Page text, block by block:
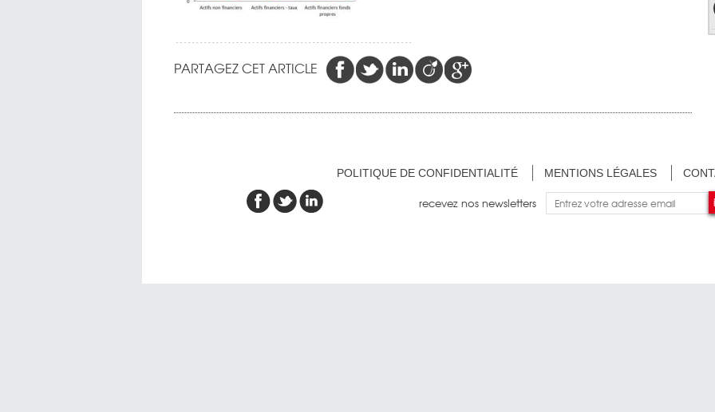
PARTAGEZ CET ARTICLE
POLITIQUE DE CONFIDENTIALITÉ MENTIONS LÉGALES
recevez nos newsletters